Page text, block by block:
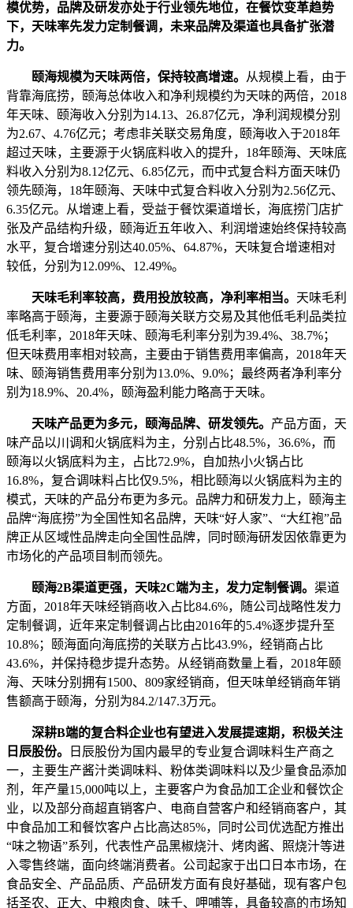
模优势，品牌及研发亦处于行业领先地位，在餐饮变革趋势
下，天味率先发力定制餐调，未来品牌及渠道也具备扩张潜
力。
颐海规模为天味两倍，保持较高增速。 从规模上看，由于
背靠海底捞，颐海总体收入和净利规模约为天味的两倍，2018
年天味、颐海收入分别为14.13、26.87亿元，净利润规模分别
为2.67、4.76亿元；考虑非关联交易角度，颐海收入于2018年
超过天味，主要源于火锅底料收入的提升，18年颐海、天味底
料收入分别为8.12亿元、6.85亿元，而中式复合料方面天味仍
领先颐海，18年颐海、天味中式复合料收入分别为2.56亿元、
6.35亿元。从增速上看，受益于餐饮渠道增长，海底捞门店扩
张及产品结构升级，颐海近五年收入、利润增速始终保持较高
水平，复合增速分别达40.05%、64.87%，天味复合增速相对
较低，分别为12.09%、12.49%。
天味毛利率较高，费用投放较高，净利率相当。 天味毛利
率略高于颐海，主要源于颐海关联方交易及其他低毛利品类拉
低毛利率，2018年天味、颐海毛利率分别为39.4%、38.7%；
但天味费用率相对较高，主要由于销售费用率偏高，2018年天
味、颐海销售费用率分别为13.0%、9.0%；最终两者净利率分
别为18.9%、20.4%，颐海盈利能力略高于天味。
天味产品更为多元，颐海品牌、研发领先。 产品方面，天
味产品以川调和火锅底料为主，分别占比48.5%，36.6%，而
颐海以火锅底料为主，占比72.9%，自加热小火锅占比
16.8%，复合调味料占比仅9.5%，相比颐海以火锅底料为主的
模式，天味的产品分布更为多元。品牌力和研发力上，颐海主
品牌“海底捞”为全国性知名品牌，天味“好人家”、“大红袍”品
牌正从区域性品牌走向全国性品牌，同时颐海研发因依靠更为
市场化的产品项目制而领先。
颐海2B渠道更强，天味2C端为主，发力定制餐调。 渠道
方面，2018年天味经销商收入占比84.6%，随公司战略性发力
定制餐调，近年来定制餐调占比由2016年的5.4%逐步提升至
10.8%；颐海面向海底捞的关联方占比43.9%，经销商占比
43.6%，并保持稳步提升态势。从经销商数量上看，2018年颐
海、天味分别拥有1500、809家经销商，但天味单经销商年销
售额高于颐海，分别为84.2/147.3万元。
深耕B端的复合料企业也有望进入发展提速期，积极关注
日辰股份。
日辰股份为国内最早的专业复合调味料生产商之
一，主要生产酱汁类调味料、粉体类调味料以及少量食品添加
剂，年产量15,000吨以上，主要客户为食品加工企业和餐饮企
业，以及部分商超直销客户、电商自营客户和经销商客户，其
中食品加工和餐饮客户占比高达85%，同时公司优选配方推出
“味之物语”系列，代表性产品黑椒烧汁、烤肉酱、照烧汁等进
入零售终端，面向终端消费者。公司起家于出口日本市场，在
食品安全、产品品质、产品研发方面有良好基础，现有客户包
括圣农、正大、中粮肉食、味千、呷哺等，具备较高的市场知